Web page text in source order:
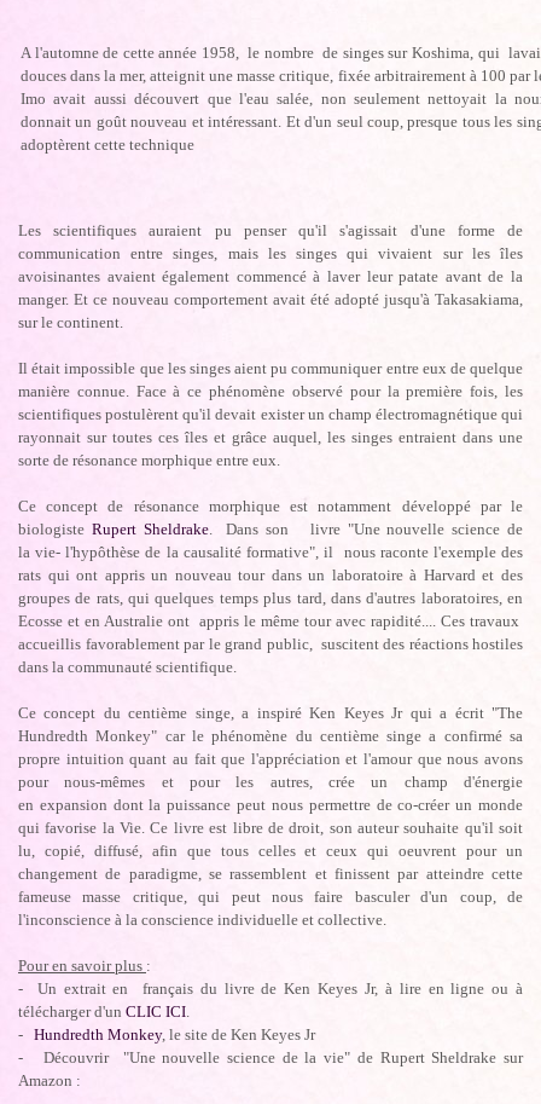
A l'automne de cette année 1958, le nombre de singes sur Koshima, qui
douces dans la mer, atteignit une masse critique, fixée arbitrairement à 100 par
Imo avait aussi découvert que l'eau salée, non seulement nettoyait la
donnait un goût nouveau et intéressant. Et d'un seul coup, presque tous les
adoptèrent cette technique
Les scientifiques auraient pu penser qu'il s'agissait d'une forme de
communication entre singes, mais les singes qui vivaient sur les îles
avoisinantes avaient également commencé à laver leur patate avant de la
manger. Et ce nouveau comportement avait été adopté jusqu'à Takasakiama,
sur le continent.
Il était impossible que les singes aient pu communiquer entre eux de quelque
manière connue. Face à ce phénomène observé pour la première fois, les
scientifiques postulèrent qu'il devait exister un champ électromagnétique qui
rayonnait sur toutes ces îles et grâce auquel, les singes entraient dans une
sorte de résonance morphique entre eux.
Ce concept de résonance morphique est notamment développé par le
biologiste Rupert Sheldrake. Dans son livre "Une nouvelle science de
la vie- l'hypôthèse de la causalité formative", il nous raconte l'exemple des
rats qui ont appris un nouveau tour dans un laboratoire à Harvard et des
groupes de rats, qui quelques temps plus tard, dans d'autres laboratoires, en
Ecosse et en Australie ont appris le même tour avec rapidité.... Ces travaux
accueillis favorablement par le grand public, suscitent des réactions hostiles
dans la communauté scientifique.
Ce concept du centième singe, a inspiré Ken Keyes Jr qui a écrit "The
Hundredth Monkey" car le phénomène du centième singe a confirmé sa
propre intuition quant au fait que l'appréciation et l'amour que nous avons
pour nous-mêmes et pour les autres, crée un champ d'énergie
en expansion dont la puissance peut nous permettre de co-créer un monde
qui favorise la Vie. Ce livre est libre de droit, son auteur souhaite qu'il soit
lu, copié, diffusé, afin que tous celles et ceux qui oeuvrent pour un
changement de paradigme, se rassemblent et finissent par atteindre cette
fameuse masse critique, qui peut nous faire basculer d'un coup, de
l'inconscience à la conscience individuelle et collective.
Pour en savoir plus :
- Un extrait en français du livre de Ken Keyes Jr, à lire en ligne ou à
télécharger d'un CLIC ICI
- Hundredth Monkey, le site de Ken Keyes Jr
- Découvrir "Une nouvelle science de la vie" de Rupert Sheldrake sur
Amazon :